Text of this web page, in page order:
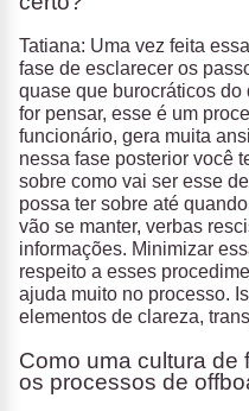
Tatiana: Uma vez feita
fase de esclarecer os
quase que burocráticos
for pensar, esse é um
funcionário, gera muita
nessa fase posterior você
sobre como vai ser esse
possa ter sobre até
vão se manter, verbas
informações. Minimizar
respeito a esses
ajuda muito no processo.
elementos de clareza,
Como uma cultura de
os processos de